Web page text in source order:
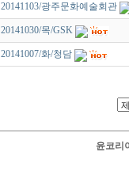
20141103/광주문화예술회관
20141030/목/GSK
20141007/화/청담
윤코리